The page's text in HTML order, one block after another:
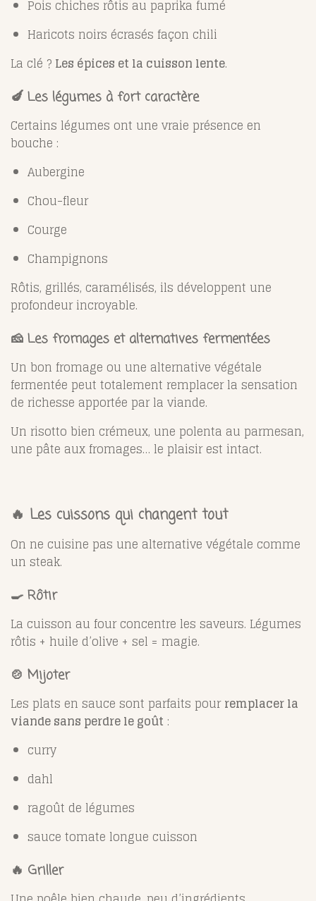
Pois chiches rôtis au paprika fumé
Haricots noirs écrasés façon chili
La clé ? Les épices et la cuisson lente.
🍆 Les légumes à fort caractère
Certains légumes ont une vraie présence en
bouche :
Aubergine
Chou-fleur
Courge
Champignons
Rôtis, grillés, caramélisés, ils développent une
profondeur incroyable.
🧀 Les fromages et alternatives fermentées
Un bon fromage ou une alternative végétale
fermentée peut totalement remplacer la sensation
de richesse apportée par la viande.
Un risotto bien crémeux, une polenta au parmesan,
une pâte aux fromages… le plaisir est intact.
🔥 Les cuissons qui changent tout
On ne cuisine pas une alternative végétale comme
un steak.
🍳 Rôtir
La cuisson au four concentre les saveurs. Légumes
rôtis + huile d’olive + sel = magie.
🍲 Mijoter
Les plats en sauce sont parfaits pourremplacer la
viande sans perdre le goût :
curry
dahl
ragoût de légumes
sauce tomate longue cuisson
🔥 Griller